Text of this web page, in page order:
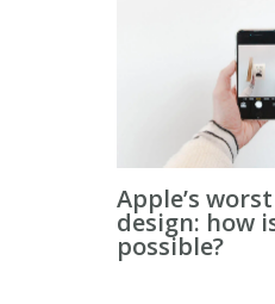
Apple’s
design: how
possible?